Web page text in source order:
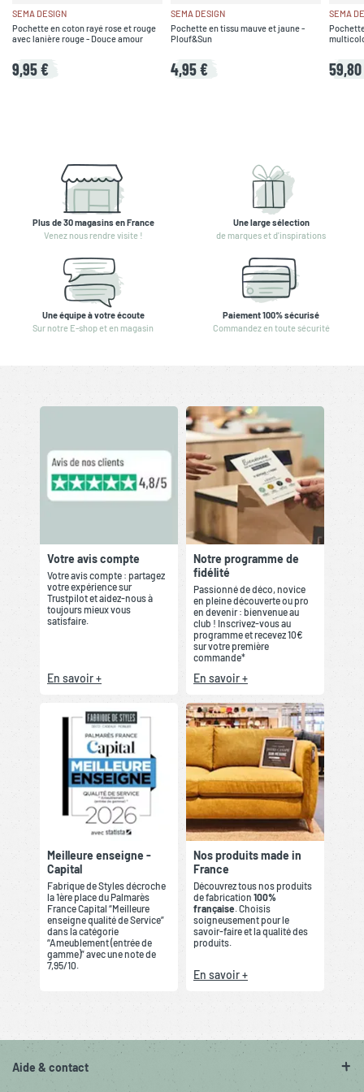
SEMA DESIGN
Pochette en coton rayé rose et rouge
avec lanière rouge - Douce amour
9,95 €
SEMA DESIGN
Pochette en tissu mauve et jaune -
Plouf&Sun
4,95 €
SEMA
Plus de 30 magasins en France
Venez nous rendre visite !
Une large sélection
de marques et d'inspirations
Une équipe à votre écoute
Sur notre E-shop et en magasin
Paiement 100% sécurisé
Commandez en toute sécurité
Votre avis compte
Votre avis compte : partagez
votre expérience sur
Trustpilot et aidez-nous à
toujours mieux vous
satisfaire.
En savoir +
Notre programme de
fidélité
Passionné de déco, novice
en pleine découverte ou pro
en devenir : bienvenue au
club ! Inscrivez-vous au
programme et recevez 10€
sur votre première
commande*
En savoir +
Meilleure enseigne -
Capital
Fabrique de Styles décroche
la 1ère place du Palmarès
France Capital “Meilleure
enseigne qualité de Service”
dans la catégorie
“Ameublement (entrée de
gamme)” avec une note de
7,95/10.
Nos produits made in
France
Découvrez tous nos produits
de fabrication 100%
française . Choisis
soigneusement pour le
savoir-faire et la qualité des
produits.
En savoir +
Aide & contact